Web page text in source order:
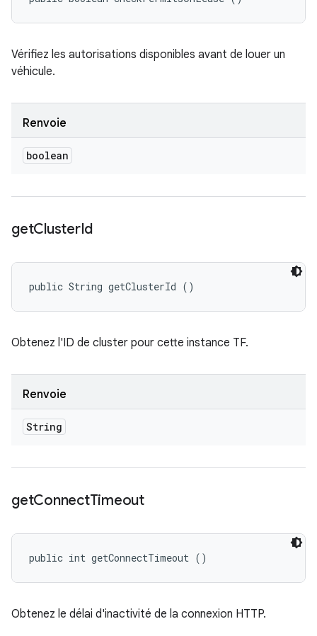
Vérifiez les autorisations disponibles avant de louer un
véhicule.
Renvoie
boolean
getClusterId
public String getClusterId ()
Obtenez l'ID de cluster pour cette instance TF.
Renvoie
String
getConnectTimeout
public int getConnectTimeout ()
Obtenez le délai d'inactivité de la connexion HTTP.